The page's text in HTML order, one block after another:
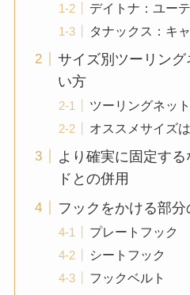
デイトナ：ユー
タナックス：キ
サイズ別ツーリン
い方
ツーリングネッ
オススメサイズ
より確実に固定す
ドとの併用
フックをかける部分
プレートフック
シートフック
フックベルト